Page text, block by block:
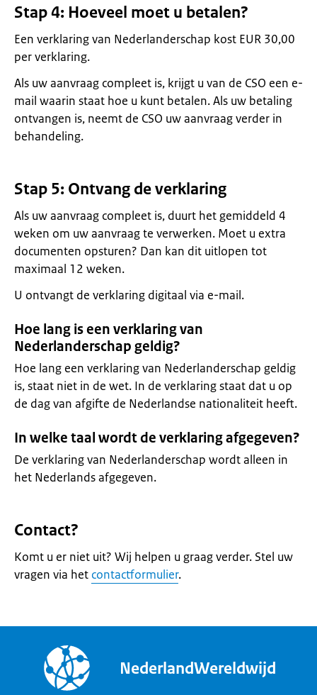
Stap 4: Hoeveel moet u betalen?
Een verklaring van Nederlanderschap kost EUR 30,00
per verklaring.
Als uw aanvraag compleet is, krijgt u van de CSO een e-
mail waarin staat hoe u kunt betalen. Als uw betaling
ontvangen is, neemt de CSO uw aanvraag verder in
behandeling.
Stap 5: Ontvang de verklaring
Als uw aanvraag compleet is, duurt het gemiddeld 4
weken om uw aanvraag te verwerken. Moet u extra
documenten opsturen? Dan kan dit uitlopen tot
maximaal 12 weken.
U ontvangt de verklaring digitaal via e-mail.
Hoe lang is een verklaring van
Nederlanderschap geldig?
Hoe lang een verklaring van Nederlanderschap geldig
is, staat niet in de wet. In de verklaring staat dat u op
de dag van afgifte de Nederlandse nationaliteit heeft.
In welke taal wordt de verklaring afgegeven?
De verklaring van Nederlanderschap wordt alleen in
het Nederlands afgegeven.
Contact?
Komt u er niet uit? Wij helpen u graag verder. Stel uw
vragen via het contactformulier.
NederlandWereldwijd